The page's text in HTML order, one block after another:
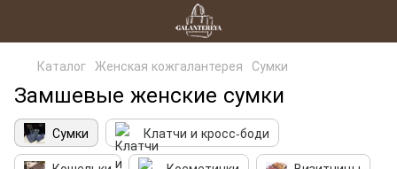
Каталог Женская кожгалантерея Сумки
Замшевые женские сумки
Сумки
Клатчи и кросс-боди